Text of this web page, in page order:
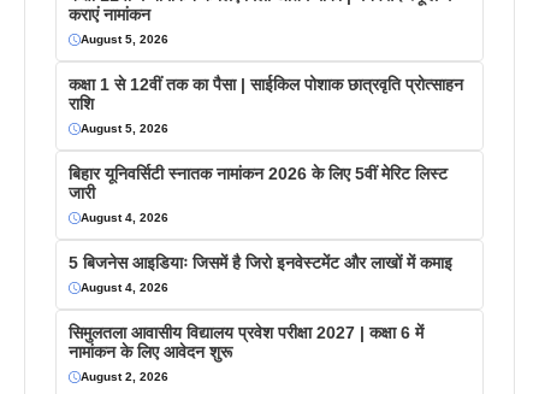
कराएं नामांकन
August 5, 2026
कक्षा 1 से 12वीं तक का पैसा | साईकिल पोशाक छात्रवृति प्रोत्साहन
राशि
August 5, 2026
बिहार यूनिवर्सिटी स्नातक नामांकन 2026 के लिए 5वीं मेरिट लिस्ट
जारी
August 4, 2026
5 बिजनेस आइडियाः जिसमें है जिरो इनवेस्टमेंट और लाखों में कमाइ
August 4, 2026
सिमुलतला आवासीय विद्यालय प्रवेश परीक्षा 2027 | कक्षा 6 में
नामांकन के लिए आवेदन शुरू
August 2, 2026